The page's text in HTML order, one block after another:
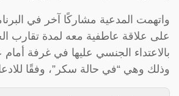
واتهمت المدعية مشاركًا آخر في
على علاقة عاطفية معه لمدة تقارب
بالاعتداء الجنسي عليها في غرفة
وذلك وهي “في حالة سكر”، وفقًا